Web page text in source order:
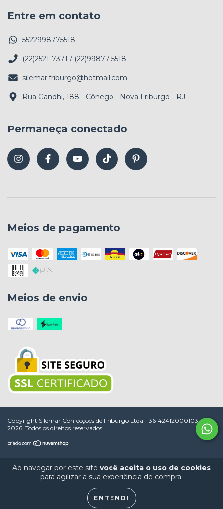
Ao navegar por este site você aceita o uso de cookies
para agilizar a sua experiência de compra.
ENTENDI
Entre em contato
5522998775518
(22)2521-7371 / (22)99877-5518
silemar.friburgo@hotmail.com
Rua Gandhi, 188 - Cônego - Nova Friburgo - RJ
Permaneça conectado
Meios de pagamento
Meios de envio
Copyright Silemar Confecções de Friburgo Ltda - 36142412000103 -
2026. Todos os direitos reservados.